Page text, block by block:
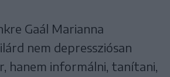
Gaál Marianna
nem depressziósan
hanem informálni, tanítani,